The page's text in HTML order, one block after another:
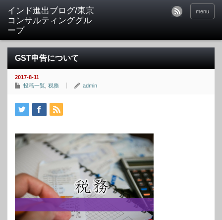
インド進出ブログ/東京
コンサルティンググル
ープ
menu
GST申告について
2017-8-11
投稿一覧 税務 admin